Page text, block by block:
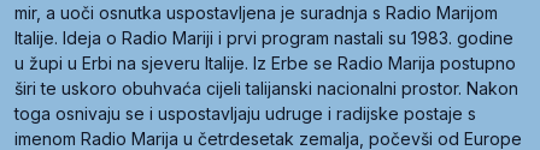
mir, a uoči osnutka uspostavljena je suradnja s Radio Marijom
Italije. Ideja o Radio Mariji i prvi program nastali su 1983. godine
u župi u Erbi na sjeveru Italije. Iz Erbe se Radio Marija postupno
širi te uskoro obuhvaća cijeli talijanski nacionalni prostor. Nakon
toga osnivaju se i uspostavljaju udruge i radijske postaje s
imenom Radio Marija u četrdesetak zemalja, počevši od Europe